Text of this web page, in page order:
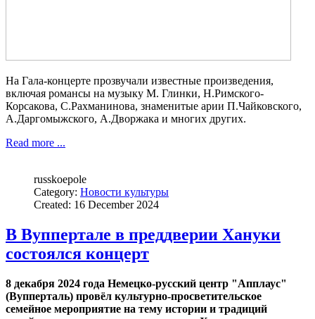
На Гала-концерте прозвучали известные произведения,
включая романсы на музыку М. Глинки, Н.Римского-
Корсакова, С.Рахманинова, знаменитые арии П.Чайковского,
А.Даргомыжского, А.Дворжака и многих других.
Read more ...
russkoepole
Category: Новости культуры
Created: 16 December 2024
В Вуппертале в преддверии Хануки
состоялся концерт
8 декабря 2024 года Немецко-русский центр "Апплаус"
(Вупперталь) провёл культурно-просветительское
семейное мероприятие на тему истории и традиций